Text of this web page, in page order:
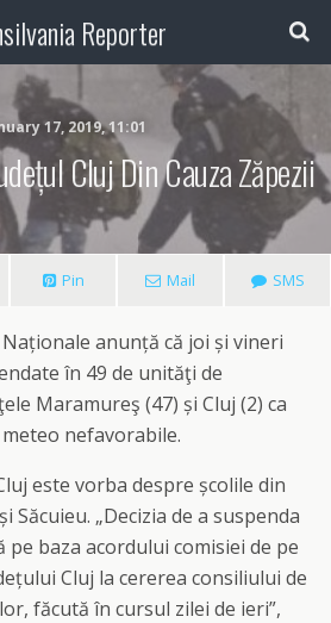
Reporter
17, 2019, 11:01
Cluj Din Cauza Zăpezii
Pin Mail SMS
anunță că joi și vineri
în 49 de unităţi de
Maramureş (47) și Cluj (2) ca
nefavorabile.
este vorba despre școlile din
Săcuieu. „Decizia de a suspenda
baza acordului comisiei de pe
Cluj la cererea consiliului de
făcută în cursul zilei de ieri”,